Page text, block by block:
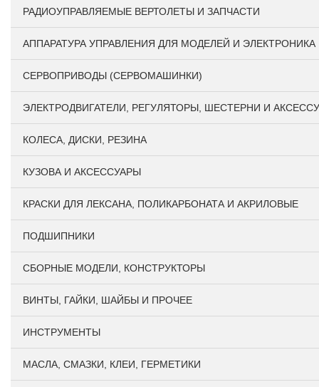
РАДИОУПРАВЛЯЕМЫЕ ВЕРТОЛЕТЫ И ЗАПЧАСТИ
АППАРАТУРА УПРАВЛЕНИЯ ДЛЯ МОДЕЛЕЙ И ЭЛЕКТРОНИКА
СЕРВОПРИВОДЫ (СЕРВОМАШИНКИ)
ЭЛЕКТРОДВИГАТЕЛИ, РЕГУЛЯТОРЫ, ШЕСТЕРНИ И
КОЛЕСА, ДИСКИ, РЕЗИНА
КУЗОВА И АКСЕССУАРЫ
КРАСКИ ДЛЯ ЛЕКСАНА, ПОЛИКАРБОНАТА И АКРИЛОВЫЕ
ПОДШИПНИКИ
CБОРНЫЕ МОДЕЛИ, КОНСТРУКТОРЫ
ВИНТЫ, ГАЙКИ, ШАЙБЫ И ПРОЧЕЕ
ИНСТРУМЕНТЫ
МАСЛА, СМАЗКИ, КЛЕИ, ГЕРМЕТИКИ